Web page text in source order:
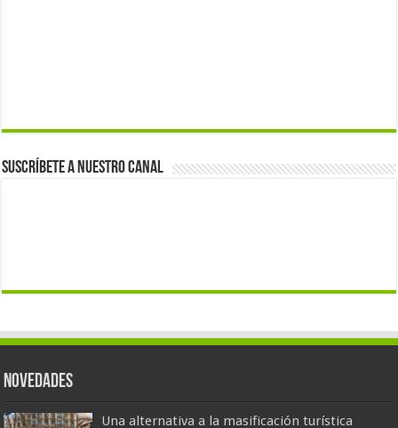
Suscríbete a nuestro canal
Novedades
Una alternativa a la masificación turística